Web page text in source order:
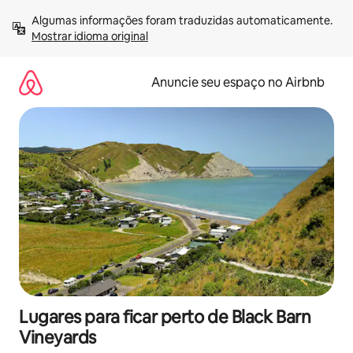
para
Mostrar idioma original
Anuncie seu espaço no Airbnb
Lugares para ficar perto de Black Barn
Vineyards